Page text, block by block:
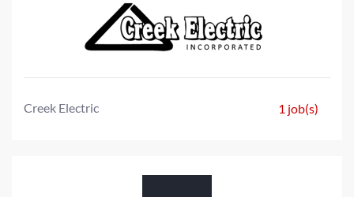
Creek Electric 1 job(s)